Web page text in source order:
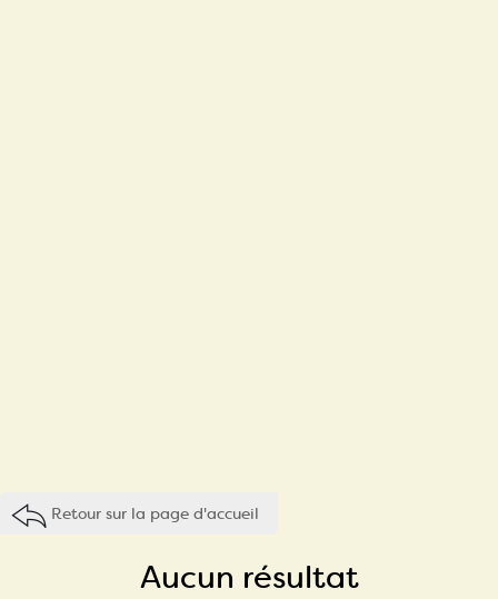
Retour sur la page d'accueil
Aucun résultat